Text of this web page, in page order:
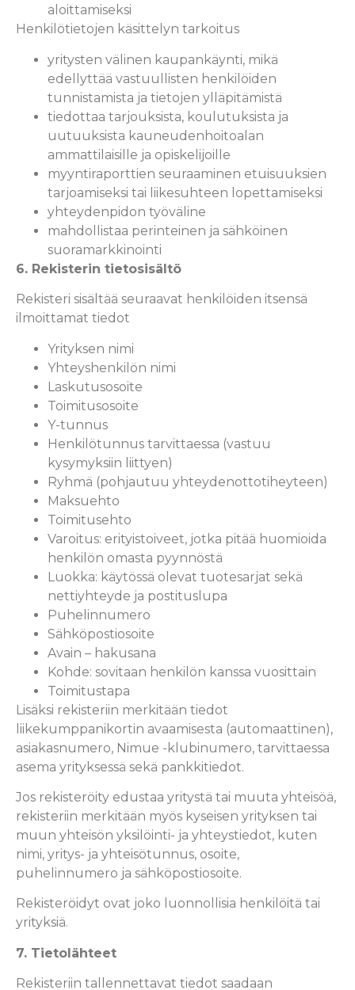
aloittamiseksi
Henkilötietojen käsittelyn tarkoitus
yritysten välinen kaupankäynti, mikä
edellyttää vastuullisten henkilöiden
tunnistamista ja tietojen ylläpitämistä
tiedottaa tarjouksista, koulutuksista ja
uutuuksista kauneudenhoitoalan
ammattilaisille ja opiskelijoille
myyntiraporttien seuraaminen etuisuuksien
tarjoamiseksi tai liikesuhteen lopettamiseksi
yhteydenpidon työväline
mahdollistaa perinteinen ja sähköinen
suoramarkkinointi
6. Rekisterin tietosisältö
Rekisteri sisältää seuraavat henkilöiden itsensä
ilmoittamat tiedot
Yrityksen nimi
Yhteyshenkilön nimi
Laskutusosoite
Toimitusosoite
Y-tunnus
Henkilötunnus tarvittaessa (vastuu
kysymyksiin liittyen)
Ryhmä (pohjautuu yhteydenottotiheyteen)
Maksuehto
Toimitusehto
Varoitus: erityistoiveet, jotka pitää huomioida
henkilön omasta pyynnöstä
Luokka: käytössä olevat tuotesarjat sekä
nettiyhteyde ja postituslupa
Puhelinnumero
Sähköpostiosoite
Avain – hakusana
Kohde: sovitaan henkilön kanssa vuosittain
Toimitustapa
Lisäksi rekisteriin merkitään tiedot
liikekumppanikortin avaamisesta (automaattinen),
asiakasnumero, Nimue -klubinumero, tarvittaessa
asema yrityksessä sekä pankkitiedot.
Jos rekisteröity edustaa yritystä tai muuta yhteisöä,
rekisteriin merkitään myös kyseisen yrityksen tai
muun yhteisön yksilöinti- ja yhteystiedot, kuten
nimi, yritys- ja yhteisötunnus, osoite,
puhelinnumero ja sähköpostiosoite.
Rekisteröidyt ovat joko luonnollisia henkilöitä tai
yrityksiä.
7. Tietolähteet
Rekisteriin tallennettavat tiedot saadaan